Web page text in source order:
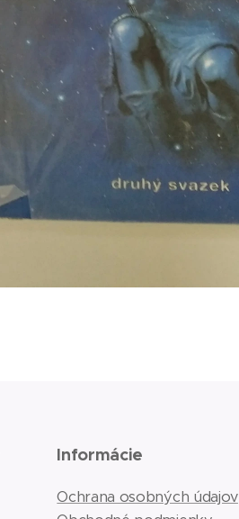
Informácie
Ochrana osobných údajov